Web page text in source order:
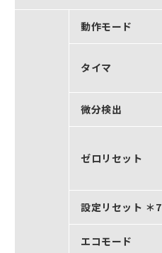
動作モード
タイマ
微分検出
ゼロリセット
設定リセット ＊7
エコモード